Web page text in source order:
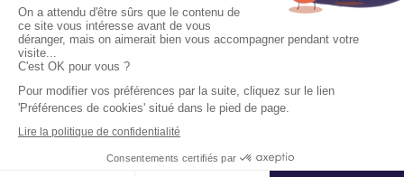
Demander un devis
Copyright © 2026 Kactus Tous droits réservés
Conditions générales d'utilisation
Mentions légales
Signaler un contenu